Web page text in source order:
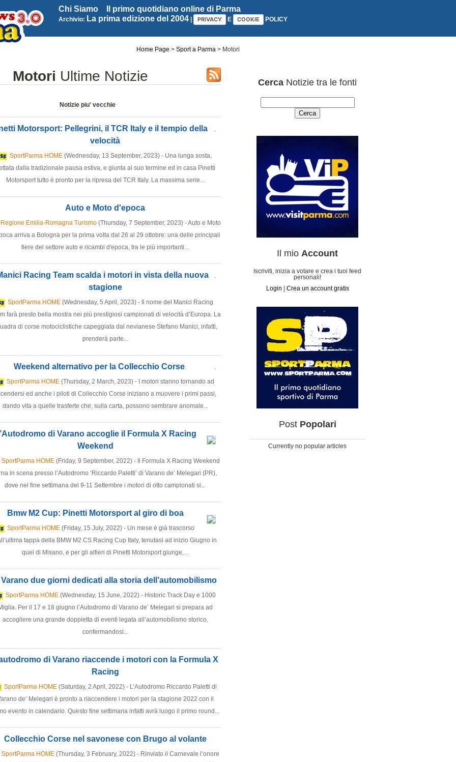
Chi Siamo Il primo quotidiano online di Parma
Archivio: La prima edizione del 2004 | PRIVACY E COOKIE POLICY
Home Page > Sport a Parma > Motori
Motori Ultime Notizie
Notizie piu' vecchie
Motorsport: Pellegrini, il TCR Italy e il tempio della
velocità
SportParma HOME(Wednesday, 13 September, 2023) - Una lunga sosta,
dalla tradizionale pausa estiva, e giunta al suo termine ed in casa Pinetti
Motorsport tutto è pronto per la ripresa del TCR Italy. La massima serie...
Auto e Moto d'epoca
Regione Emilia-Romagna Turismo(Thursday, 7 September, 2023) - Auto e Moto
arriva a Bologna per la prima volta dal 26 al 29 ottobre: una delle principali
fiere del settore auto e ricambi d'epoca, tra le più importanti...
Racing Team scalda i motori in vista della nuova
stagione
SportParma HOME (Wednesday, 5 April, 2023) - Il nome del Manici Racing
farà presto bella mostra nei più prestigiosi campionati di velocità d’Europa. La
di corse motociclistiche capeggiata dal nevianese Stefano Manici, infatti,
prenderà parte...
Weekend alternativo per la Collecchio Corse
SportParma HOME (Thursday, 2 March, 2023) - I motori stanno tornando ad
ed anche i piloti di Collecchio Corse iniziano a muovere i primi passi,
dando vita a quelle trasferte che, sulla carta, possono sembrare anomale...
di Varano accoglie il Formula X Racing
Weekend
SportParma HOME(Friday, 9 September, 2022) - Il Formula X Racing Weekend
in scena presso l’Autodromo ‘Riccardo Paletti’ di Varano de’ Melegari (PR),
dove nel fine settimana del 9-11 Settembre i motori di otto campionati si...
Bmw M2 Cup: Pinetti Motorsport al giro di boa
SportParma HOME (Friday, 15 July, 2022) - Un mese è già trascorso
tappa della BMW M2 CS Racing Cup Italy, tenutasi ad inizio Giugno in
quel di Misano, e per gli alfieri di Pinetti Motorsport giunge,...
Varano due giorni dedicati alla storia dell’automobilismo
SportParma HOME(Wednesday, 15 June, 2022) - Historic Track Day e 1000
Per il 17 e 18 giugno l’Autodromo di Varano de’ Melegari si prepara ad
accogliere una grande doppietta di eventi legata all’automobilismo storico,
confermandosi...
di Varano riaccende i motori con la Formula X
Racing
SportParma HOME (Saturday, 2 April, 2022) - L’Autodromo Riccardo Paletti di
de’ Melegari è pronto a riaccendere i motori per la stagione 2022 con il
evento in calendario. Questo fine settimana infatti avrà luogo il primo round...
Collecchio Corse nel savonese con Brugo al volante
SportParma HOME (Thursday, 3 February, 2022) - Rinviato il Carnevale l’onore
Cerca Notizie tra le fonti
Il mio Account
Iscriviti, inizia a votare e crea i tuoi feed
personali!
Login
Crea un account gratis
Post Popolari
Currently no popular articles